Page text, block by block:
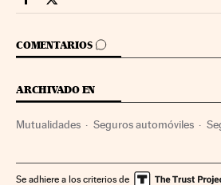
Companias Cinco Días en Facebook
Companias Cinco Días en
COMENTARIOS
IR A LOS COMENTARIOS
ARCHIVADO EN
Mutualidades Seguros automóviles
Se adhiere a los criterios de